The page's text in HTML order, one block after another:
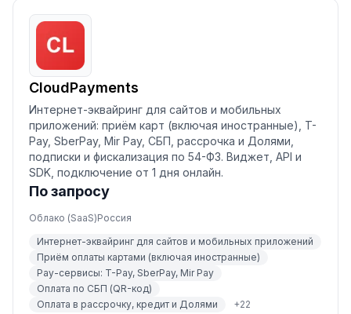
CloudPayments
Интернет-эквайринг для сайтов и мобильных
приложений: приём карт (включая иностранные), T-
Pay, SberPay, Mir Pay, СБП, рассрочка и Долями,
подписки и фискализация по 54-ФЗ. Виджет, API и
SDK, подключение от 1 дня онлайн.
По запросу
Облако (SaaS)Россия
Интернет-эквайринг для сайтов и мобильных приложений
Приём оплаты картами (включая иностранные)
Pay-сервисы: T-Pay, SberPay, Mir Pay
Оплата по СБП (QR-код)
Оплата в рассрочку, кредит и Долями
+22